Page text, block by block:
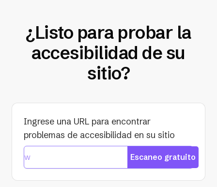
¿Listo para probar la
accesibilidad de su
sitio?
Ingrese una URL para encontrar
problemas de accesibilidad en su sitio
Escaneo gratuito